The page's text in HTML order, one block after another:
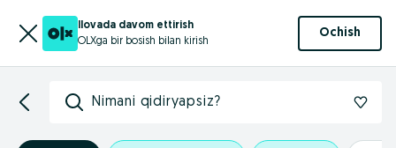
Ilovada davom ettirish
OLXga bir bosish bilan kirish
Ochish
Nimani qidiryapsiz?